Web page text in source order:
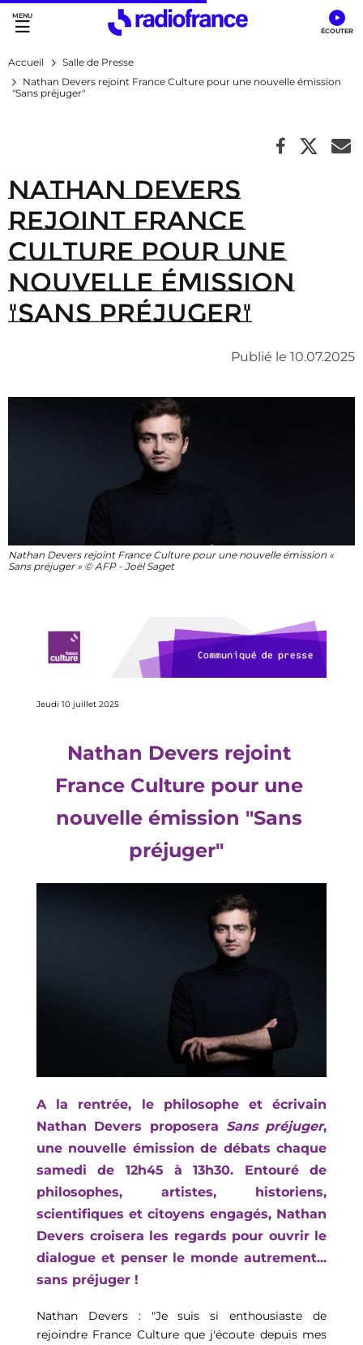
Accès direct :
Menu principal
Contenu
Accueil
Salle de Presse
Nathan Devers rejoint France Culture pour une nouvelle émission
"Sans préjuger"
Nathan Devers
rejoint France
Culture pour une
nouvelle émission
"Sans préjuger"
Publié le 10.07.2025
Nathan Devers rejoint France Culture pour une nouvelle émission «
Sans préjuger » © AFP - Joël Saget
Jeudi 10 juillet 2025
Nathan Devers rejoint
France Culture pour une
nouvelle émission "Sans
préjuger"
A la rentrée, le philosophe et écrivain
Nathan Devers proposera Sans préjuger,
une nouvelle émission de débats chaque
samedi de 12h45 à 13h30. Entouré de
philosophes, artistes, historiens,
scientifiques et citoyens engagés, Nathan
Devers croisera les regards pour ouvrir le
dialogue et penser le monde autrement...
sans préjuger !
Nathan Devers : "Je suis si enthousiaste de
rejoindre France Culture que j'écoute depuis mes